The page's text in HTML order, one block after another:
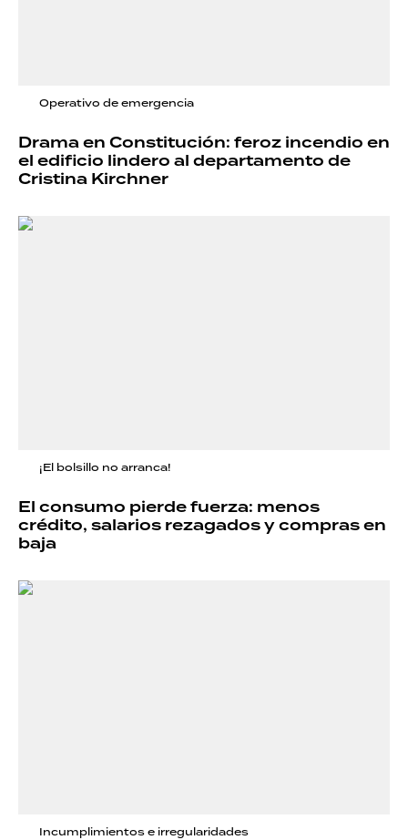
Operativo de emergencia
Drama en Constitución: feroz incendio en
el edificio lindero al departamento de
Cristina Kirchner
¡El bolsillo no arranca!
El consumo pierde fuerza: menos
crédito, salarios rezagados y compras en
baja
Incumplimientos e irregularidades